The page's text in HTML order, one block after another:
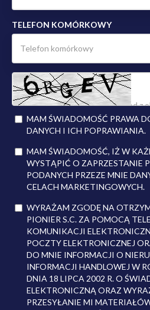
TELEFON KOMÓRKOWY
MAM ŚWIADOMOŚĆ PRAWA
DANYCH I ICH POPRAWIANIA.
MAM ŚWIADOMOŚĆ, IŻ W
WYSTĄPIĆ O ZAPRZESTANIE
PODANYCH PRZEZE MNIE
CELACH MARKETINGOWYCH.
WYRAŻAM ZGODĘ NA
PIONIER S.C. ZA POMOCĄ
KOMUNIKACJI
POCZTY ELEKTRONICZNEJ
DO MNIE INFORMACJI O
INFORMACJI HANDLOWEJ W
DNIA 18 LIPCA 2002 R. O
ELEKTRONICZNĄ ORAZ
PRZESYŁANIE MI